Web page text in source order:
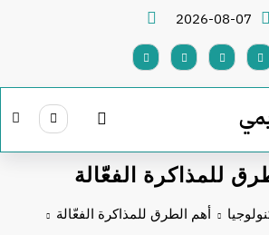
2026-08-07
للمذاكرة الفعّالة
أهم الطرق للمذاكرة الفعّالة